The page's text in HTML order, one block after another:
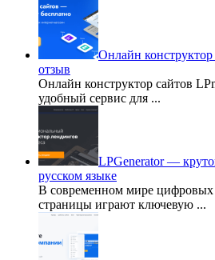
Онлайн
отзыв
Онлайн конструктор сайтов
удобный сервис для ...
LPGenerator —
русском языке
В современном мире цифровых
страницы играют ключевую ...